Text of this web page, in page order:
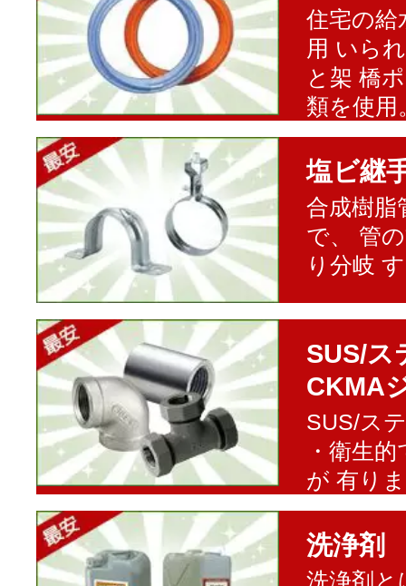
住宅の給
用 いら
と架 橋
類を使用
塩ビ継
合成樹脂
で、 管
り分岐
SUS/ス
CKMA
SUS/ス
・衛生
が 有り
洗浄剤